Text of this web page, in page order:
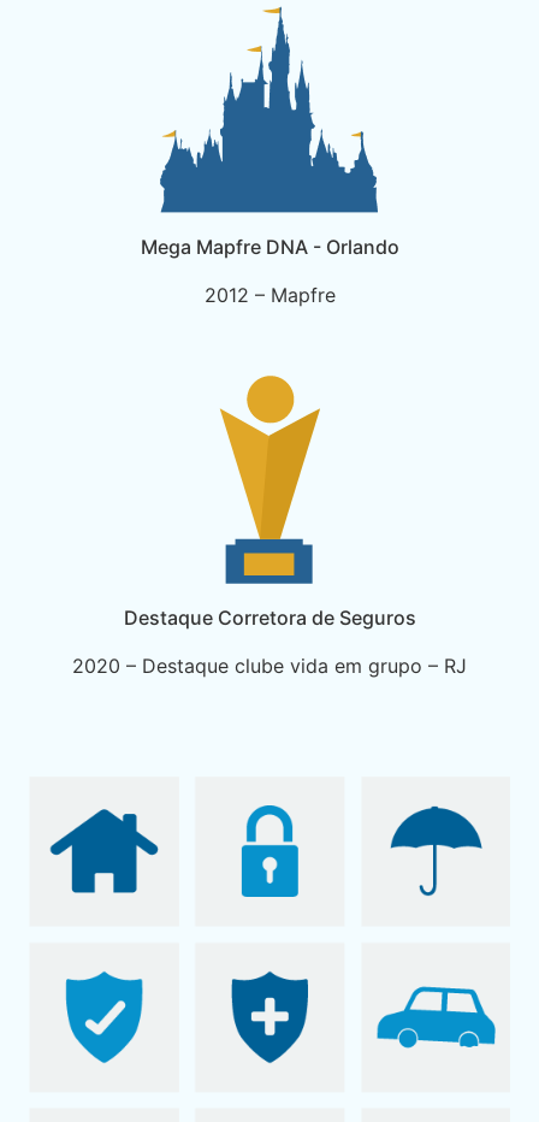
Mega Mapfre DNA - Orlando
2012 – Mapfre
Destaque Corretora de Seguros
2020 – Destaque clube vida em grupo – RJ